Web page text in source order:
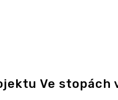
Ve stopách